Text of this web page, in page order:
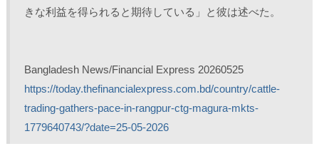
きな利益を得られると期待している」と彼は述べた。
Bangladesh News/Financial Express 20260525
https://today.thefinancialexpress.com.bd/country/cattle-
trading-gathers-pace-in-rangpur-ctg-magura-mkts-
1779640743/?date=25-05-2026